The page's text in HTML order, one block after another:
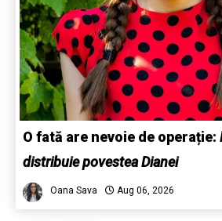
O fată are nevoie de operație:
distribuie povestea Dianei
Oana Sava Aug 06, 2026